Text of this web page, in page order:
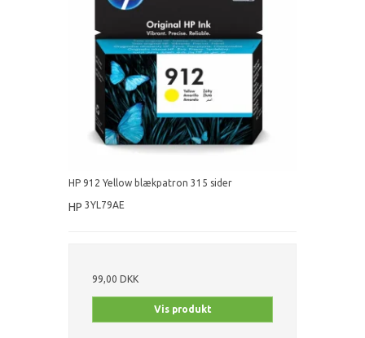
HP 912 Yellow blækpatron 315 sider
HP 3YL79AE
99,00 DKK
Vis produkt